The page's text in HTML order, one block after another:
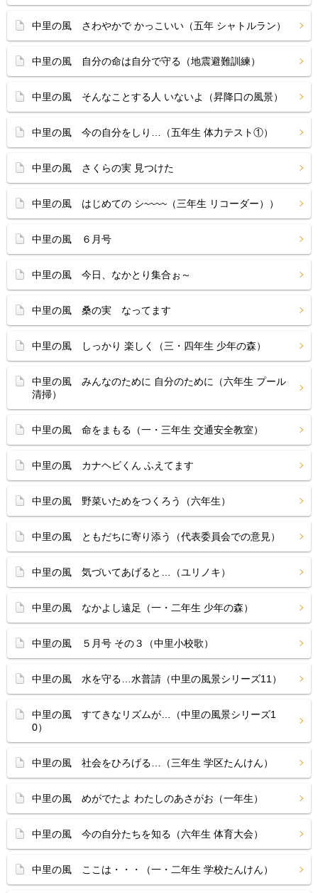
中里の風 さわやかで かっこいい（五年 シャトルラン）
中里の風 自分の命は自分で守る（地震避難訓練）
中里の風 そんなことする人 いないよ（昇降口の風景）
中里の風 今の自分をしり…（五年生 体力テスト①）
中里の風 さくらの実 見つけた
中里の風 はじめての シ~~~~（三年生 リコーダー））
中里の風 ６月号
中里の風 今日、なかとり集合ぉ～
中里の風 桑の実 なってます
中里の風 しっかり 楽しく（三・四年生 少年の森）
中里の風 みんなのために 自分のために（六年生 プール
清掃）
中里の風 命をまもる（一・三年生 交通安全教室）
中里の風 カナヘビくん ふえてます
中里の風 野菜いためをつくろう（六年生）
中里の風 ともだちに寄り添う（代表委員会での意見）
中里の風 気づいてあげると…（ユリノキ）
中里の風 なかよし遠足（一・二年生 少年の森）
中里の風 ５月号 その３（中里小校歌）
中里の風 水を守る…水普請（中里の風景シリーズ11）
中里の風 すてきなリズムが…（中里の風景シリーズ1
0）
中里の風 社会をひろげる…（三年生 学区たんけん）
中里の風 めがでたよ わたしのあさがお（一年生）
中里の風 今の自分たちを知る（六年生 体育大会）
中里の風 ここは・・・（一・二年生 学校たんけん）